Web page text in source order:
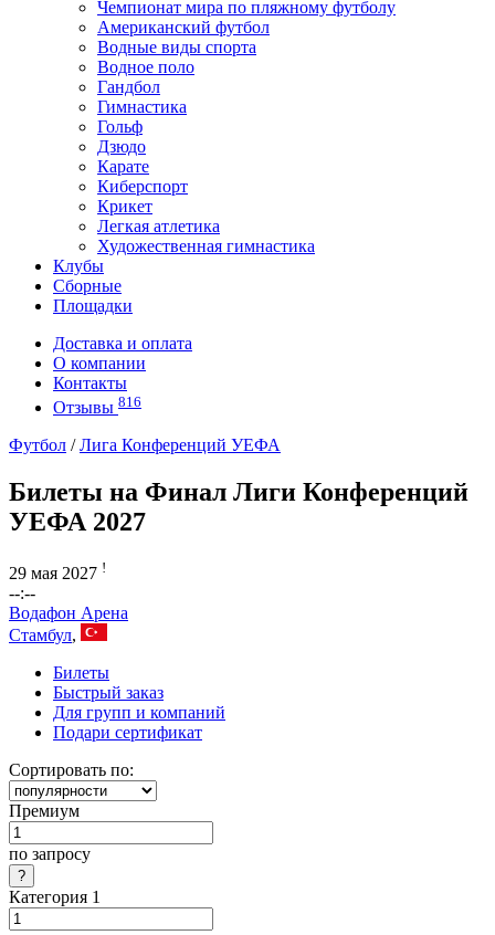
Чемпионат мира по пляжному футболу
Американский футбол
Водные виды спорта
Водное поло
Гандбол
Гимнастика
Гольф
Дзюдо
Карате
Киберспорт
Крикет
Легкая атлетика
Художественная гимнастика
Клубы
Сборные
Площадки
Доставка и оплата
О компании
Контакты
Отзывы 816
Футбол /Лига Конференций УЕФА
Билеты на Финал Лиги Конференций
УЕФА 2027
29 мая 2027 !
--:--
Водафон Арена
Стамбул,
Билеты
Быстрый заказ
Для групп и компаний
Подари сертификат
Сортировать по:
Премиум
по запросу
Категория 1